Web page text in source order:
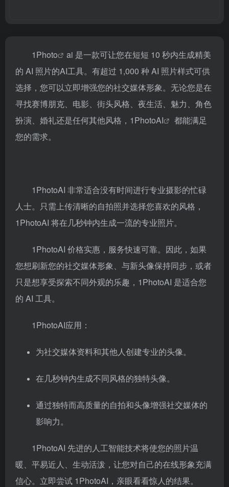
1Photo
ai 是一款可让您在短短 10 秒内生成精美
的 AI 照片的AI工具。有超过 1,000 种 AI 照片样式可供
选择，您可以立即增强您的社交媒体形象。无论您是在
寻找赛博朋克、电影、街头风格、夜生活、魅力、角色
扮演、婚礼还是任何其他风格， 1PhotoAI
都能满足
您的需求。
1PhotoAI 非常适合没有时间进行专业摄影的忙碌
人士。只需上传清晰的自拍照并选择您喜欢的风格，
1PhotoAI 将在几秒钟内生成一流的专业照片。
1PhotoAI 价格实惠，服务快速可靠。因此，如果
您想刷新您的社交媒体形象、与新头像保持同步，或者
只是想享受探索不同外观的乐趣，1PhotoAI 是适合您
的 AI 工具。
1PhotoAI应用：
为社交媒体资料和其他人创建专业的头像。
在几秒钟内生成不同风格的独特头像。
通过独特而高质量的自拍和头像增强社交媒体的
影响力。
1PhotoAI 先进的人工智能技术将使您的照片温
暖、平易近人、生动活泼，让您对自己的在线形象充满
信心。立即尝试 1PhotoAI，亲眼看看惊人的结果。